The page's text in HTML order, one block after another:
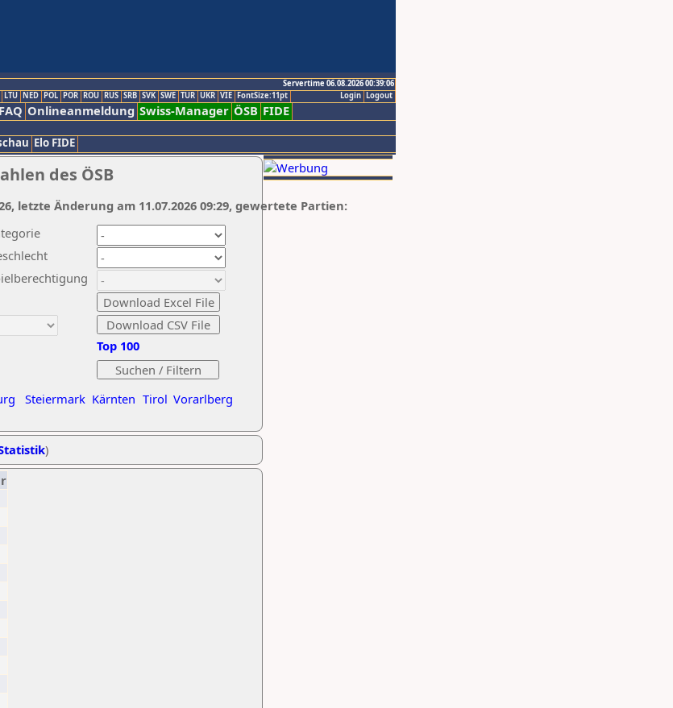
Servertime 06.08.2026 00:39:06
Logout
Login
LTU NED POL POR ROU RUS SRB SVK SWE TUR UKR VIE FontSize:11pt
FAQ Onlineanmeldung Swiss-Manager ÖSB FIDE
Elo FIDE
des ÖSB
Steiermark Kärnten Tirol Vorarlberg
Top 100
letzte Änderung am 11.07.2026 09:29, gewertete Partien:
)